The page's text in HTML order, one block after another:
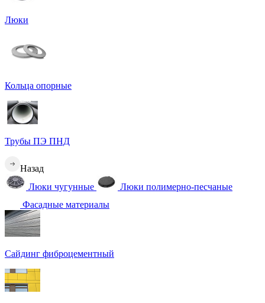
Люки
Кольца опорные
Трубы ПЭ ПНД
Назад
Люки чугунные
Люки полимерно-песчаные
Фасадные материалы
Сайдинг фиброцементный